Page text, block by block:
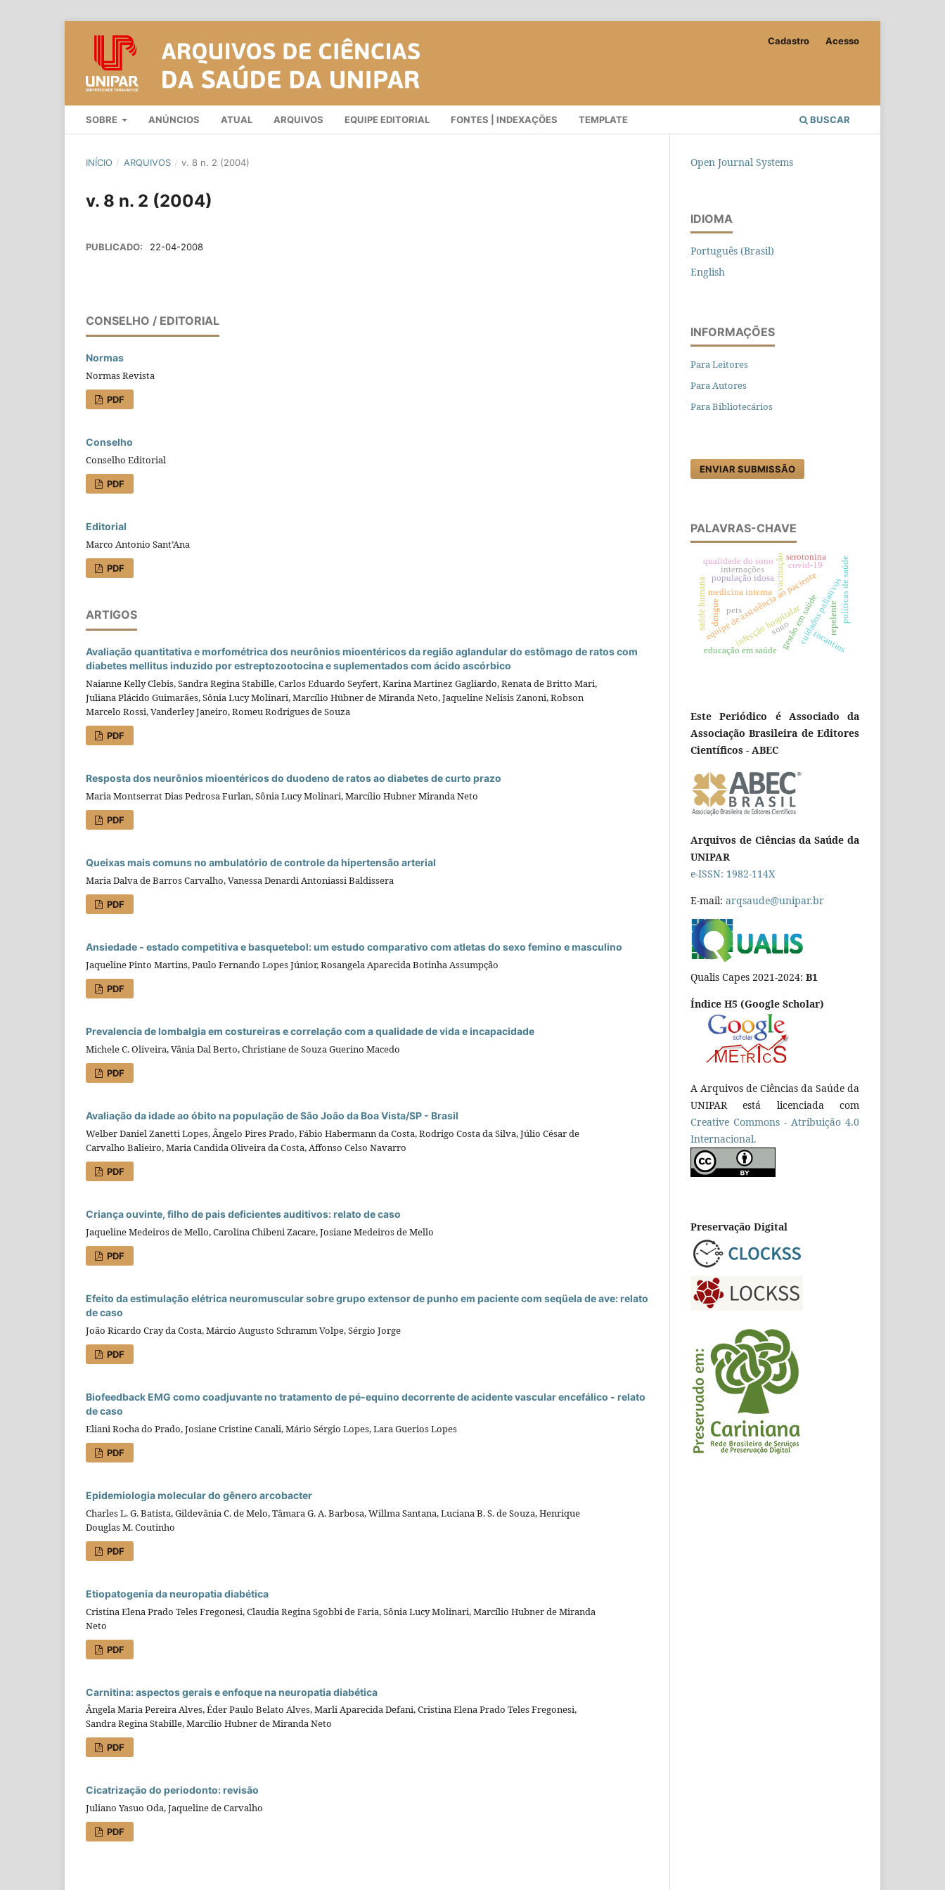
SOBRE ANÚNCIOS ATUAL ARQUIVOS EQUIPE EDITORIAL FONTES | INDEXAÇÕES TEMPLATE BUSCAR
Cadastro Acesso
INÍCIO / ARQUIVOS / v. 8 n. 2 (2004)
v. 8 n. 2 (2004)
PUBLICADO: 22-04-2008
CONSELHO / EDITORIAL
Normas
Normas Revista
PDF
Conselho
Conselho Editorial
PDF
Editorial
Marco Antonio Sant’Ana
PDF
ARTIGOS
Avaliação quantitativa e morfométrica dos neurônios mioentéricos da região aglandular do estômago de ratos com
diabetes mellitus induzido por estreptozootocina e suplementados com ácido ascórbico
Naianne Kelly Clebis, Sandra Regina Stabille, Carlos Eduardo Seyfert, Karina Martinez Gagliardo, Renata de Britto Mari,
Juliana Plácido Guimarães, Sônia Lucy Molinari, Marcílio Hübner de Miranda Neto, Jaqueline Nelisis Zanoni, Robson
Marcelo Rossi, Vanderley Janeiro, Romeu Rodrigues de Souza
PDF
Resposta dos neurônios mioentéricos do duodeno de ratos ao diabetes de curto prazo
Maria Montserrat Dias Pedrosa Furlan, Sônia Lucy Molinari, Marcílio Hubner Miranda Neto
PDF
Queixas mais comuns no ambulatório de controle da hipertensão arterial
Maria Dalva de Barros Carvalho, Vanessa Denardi Antoniassi Baldissera
PDF
Ansiedade - estado competitiva e basquetebol: um estudo comparativo com atletas do sexo femino e masculino
Jaqueline Pinto Martins, Paulo Fernando Lopes Júnior, Rosangela Aparecida Botinha Assumpção
PDF
Prevalencia de lombalgia em costureiras e correlação com a qualidade de vida e incapacidade
Michele C. Oliveira, Vânia Dal Berto, Christiane de Souza Guerino Macedo
PDF
Avaliação da idade ao óbito na população de São João da Boa Vista/SP - Brasil
Welber Daniel Zanetti Lopes, Ângelo Pires Prado, Fábio Habermann da Costa, Rodrigo Costa da Silva, Júlio César de
Carvalho Balieiro, Maria Candida Oliveira da Costa, Affonso Celso Navarro
PDF
Criança ouvinte, filho de pais deficientes auditivos: relato de caso
Jaqueline Medeiros de Mello, Carolina Chibeni Zacare, Josiane Medeiros de Mello
PDF
Efeito da estimulação elétrica neuromuscular sobre grupo extensor de punho em paciente com seqüela de ave: relato
de caso
João Ricardo Cray da Costa, Márcio Augusto Schramm Volpe, Sérgio Jorge
PDF
Biofeedback EMG como coadjuvante no tratamento de pé-equino decorrente de acidente vascular encefálico - relato
de caso
Eliani Rocha do Prado, Josiane Cristine Canali, Mário Sérgio Lopes, Lara Guerios Lopes
PDF
Epidemiologia molecular do gênero arcobacter
Charles L. G. Batista, Gildevânia C. de Melo, Tâmara G. A. Barbosa, Willma Santana, Luciana B. S. de Souza, Henrique
Douglas M. Coutinho
PDF
Etiopatogenia da neuropatia diabética
Cristina Elena Prado Teles Fregonesi, Claudia Regina Sgobbi de Faria, Sônia Lucy Molinari, Marcílio Hubner de Miranda
Neto
PDF
Carnitina: aspectos gerais e enfoque na neuropatia diabética
Ângela Maria Pereira Alves, Éder Paulo Belato Alves, Marli Aparecida Defani, Cristina Elena Prado Teles Fregonesi,
Sandra Regina Stabille, Marcílio Hubner de Miranda Neto
PDF
Cicatrização do periodonto: revisão
Juliano Yasuo Oda, Jaqueline de Carvalho
PDF
Open Journal Systems
IDIOMA
Português (Brasil)
English
INFORMAÇÕES
Para Leitores
Para Autores
Para Bibliotecários
ENVIAR SUBMISSÃO
PALAVRAS-CHAVE
equipe de assistência ao pacientecuidados paliativospolíticas de saúde
gestão em saúde
vacinação covid-19
população idosa
infecção hospitalar
medicina interna
sono repelente
saúde humana
educação em saúde
dengue
internações
tocantins
qualidade do sono serotonina
pets
Este Periódico é Associado da
Associação Brasileira de Editores
Científicos - ABEC
Arquivos de Ciências da Saúde da
UNIPAR
e-ISSN: 1982-114X
E-mail: arqsaude@unipar.br
Qualis Capes 2021-2024: B1
Índice H5 (Google Scholar)
A Arquivos de Ciências da Saúde da
UNIPAR está licenciada com
Creative Commons - Atribuição 4.0
Internacional.
Preservação Digital